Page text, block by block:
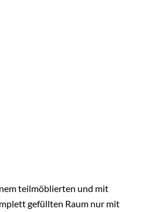
teilmöblierten und mit
gefüllten Raum nur mit